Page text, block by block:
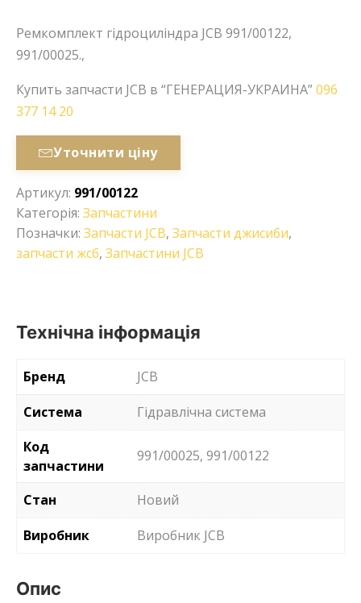
Ремкомплект гідроциліндра JCB 991/00122,
991/00025.,
Купить запчасти JCB в “ГЕНЕРАЦИЯ-УКРАИНА”096
377 14 20
Уточнити ціну
Артикул: 991/00122
Категорія: Запчастини
Позначки: Запчасти JCB, Запчасти джисиби,
запчасти жсб, Запчастини JCB
Технічна інформація
Бренд
JCB
Система
Гідравлічна система
Код
запчастини
991/00025, 991/00122
Стан
Новий
Виробник
Виробник JCB
Опис